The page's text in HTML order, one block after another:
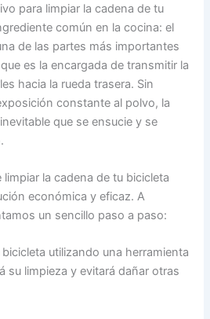
para limpiar la cadena de tu
común en la cocina: el
de las partes más importantes
es la encargada de transmitir la
hacia la rueda trasera. Sin
constante al polvo, la
que se ensucie y se
la cadena de tu bicicleta
económica y eficaz. A
un sencillo paso a paso:
bicicleta utilizando una herramienta
su limpieza y evitará dañar otras